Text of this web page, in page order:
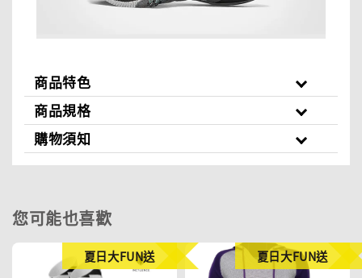
商品特色
商品規格
購物須知
您可能也喜歡
夏日大FUN送 夏日大FUN送